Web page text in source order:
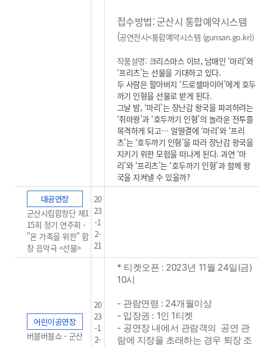
접수방법: 군산시 통합예약시스템
(공연전시<통합예약시스템 (gunsan.go.kr))
작품설명: 크리스마스 이브, 남매인 ‘마리’와
‘프리츠’는 선물을 기대하고 있다.
두 사람은 할아버지 ‘드로셀마이어’에게 호두
까기 인형을 선물로 받게 된다.
그날 밤, ‘마리’는 장난감 왕국을 파괴하려는
‘쥐마왕’과 ‘호두까기 인형’의 놀라운 전투를
목격하게 되고… 얼떨결에 ‘마리’와 ‘프리
츠’는 ‘호두까기 인형’을 따라 장난감 왕국을
지키기 위한 모험을 떠나게 된다. 과연 ‘마
리’와 ‘프리츠’는 ‘호두까기 인형’과 함께 왕
국을 지켜낼 수 있을까?
대공연장
군산시립합창단 제1
15회 정기 연주회 -
"온 가족을 위한" 합
창 음악극 <선물>
20
23
-1
2-
21
어린이공연장
버블버블쇼 - 군산
20
23
-1
2-
* 티켓오픈 : 2023년 11월 24일(금)
10시
- 관람연령 : 24개월이상
- 입장권 : 1인 1티켓
- 공연장 내에서 관람객의 공연 관
람에 지장을 초래하는 경우 퇴장 조